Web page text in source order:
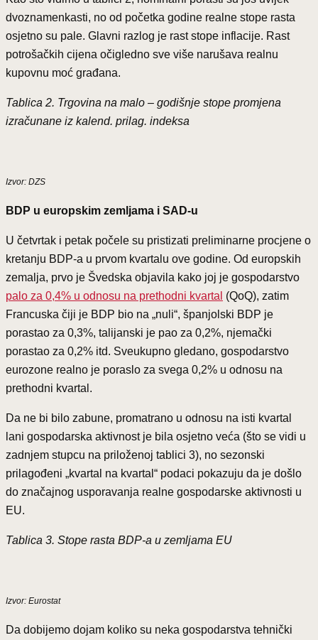
dvoznamenkasti, no od početka godine realne stope rasta
osjetno su pale. Glavni razlog je rast stope inflacije. Rast
potrošačkih cijena očigledno sve više narušava realnu
kupovnu moć građana.
Tablica 2. Trgovina na malo – godišnje stope promjena
izračunane iz kalend. prilag. indeksa
Izvor: DZS
BDP u europskim zemljama i SAD-u
U četvrtak i petak počele su pristizati preliminarne procjene o
kretanju BDP-a u prvom kvartalu ove godine. Od europskih
zemalja, prvo je Švedska objavila kako joj je gospodarstvo
palo za 0,4% u odnosu na prethodni kvartal (QoQ), zatim
Francuska čiji je BDP bio na „nuli“, španjolski BDP je
porastao za 0,3%, talijanski je pao za 0,2%, njemački
porastao za 0,2% itd. Sveukupno gledano, gospodarstvo
eurozone realno je poraslo za svega 0,2% u odnosu na
prethodni kvartal.
Da ne bi bilo zabune, promatrano u odnosu na isti kvartal
lani gospodarska aktivnost je bila osjetno veća (što se vidi u
zadnjem stupcu na priloženoj tablici 3), no sezonski
prilagođeni „kvartal na kvartal“ podaci pokazuju da je došlo
do značajnog usporavanja realne gospodarske aktivnosti u
EU.
Tablica 3. Stope rasta BDP-a u zemljama EU
Izvor: Eurostat
Da dobijemo dojam koliko su neka gospodarstva tehnički